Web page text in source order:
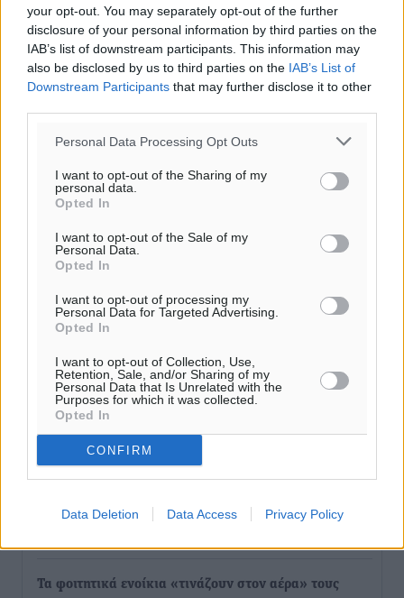
your opt-out. You may separately opt-out of the further
disclosure of your personal information by third parties on the
IAB’s list of downstream participants. This information may
also be disclosed by us to third parties on the IAB’s List of
Downstream Participants that may further disclose it to other
Personal Data Processing Opt Outs
I want to opt-out of the Sharing of my
personal data.
Opted In
I want to opt-out of the Sale of my
Personal Data.
Opted In
I want to opt-out of processing my
Personal Data for Targeted Advertising.
Opted In
I want to opt-out of Collection, Use,
Retention, Sale, and/or Sharing of my
Personal Data that Is Unrelated with the
Purposes for which it was collected.
Opted In
CONFIRM
Data Deletion Data Access Privacy Policy
Ροή ειδήσεων
Γιώργος Χατζημάρκος: Στηρίζουμε τις εκδηλώσεις
που γίνονται στα νησιά μας γιατί ο πολιτισμός είναι
δικαίωμα όλων και δύναμη ζωής
Τοπικές Ειδήσεις• πριν 11 λεπτά
Κάρπαθος: Παλιά πυρομαχικά εντοπίστηκαν στο
Αρδάνι – Απαγορεύτηκε η κολύμβηση στην περιοχή
Τουρνάς για φωτιές: «Κανένα περιθώριο
εφησυχασμού» – Σε πλήρη ετοιμότητα ο μηχανισμός
πριν 1 ώρα
μελτέμια έως 9 μποφόρ, σε «Red Code» 6 περιοχές
Τα φοιτητικά ενοίκια «τινάζουν στον αέρα» τους